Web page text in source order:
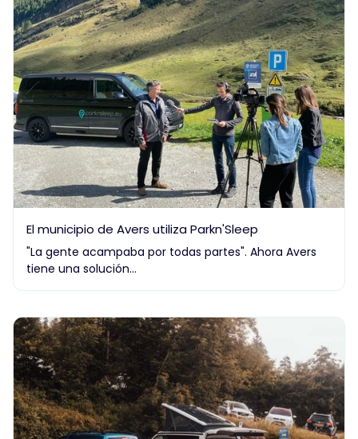
El municipio de Avers utiliza Parkn'Sleep
"La gente acampaba por todas partes". Ahora Avers
tiene una solución...